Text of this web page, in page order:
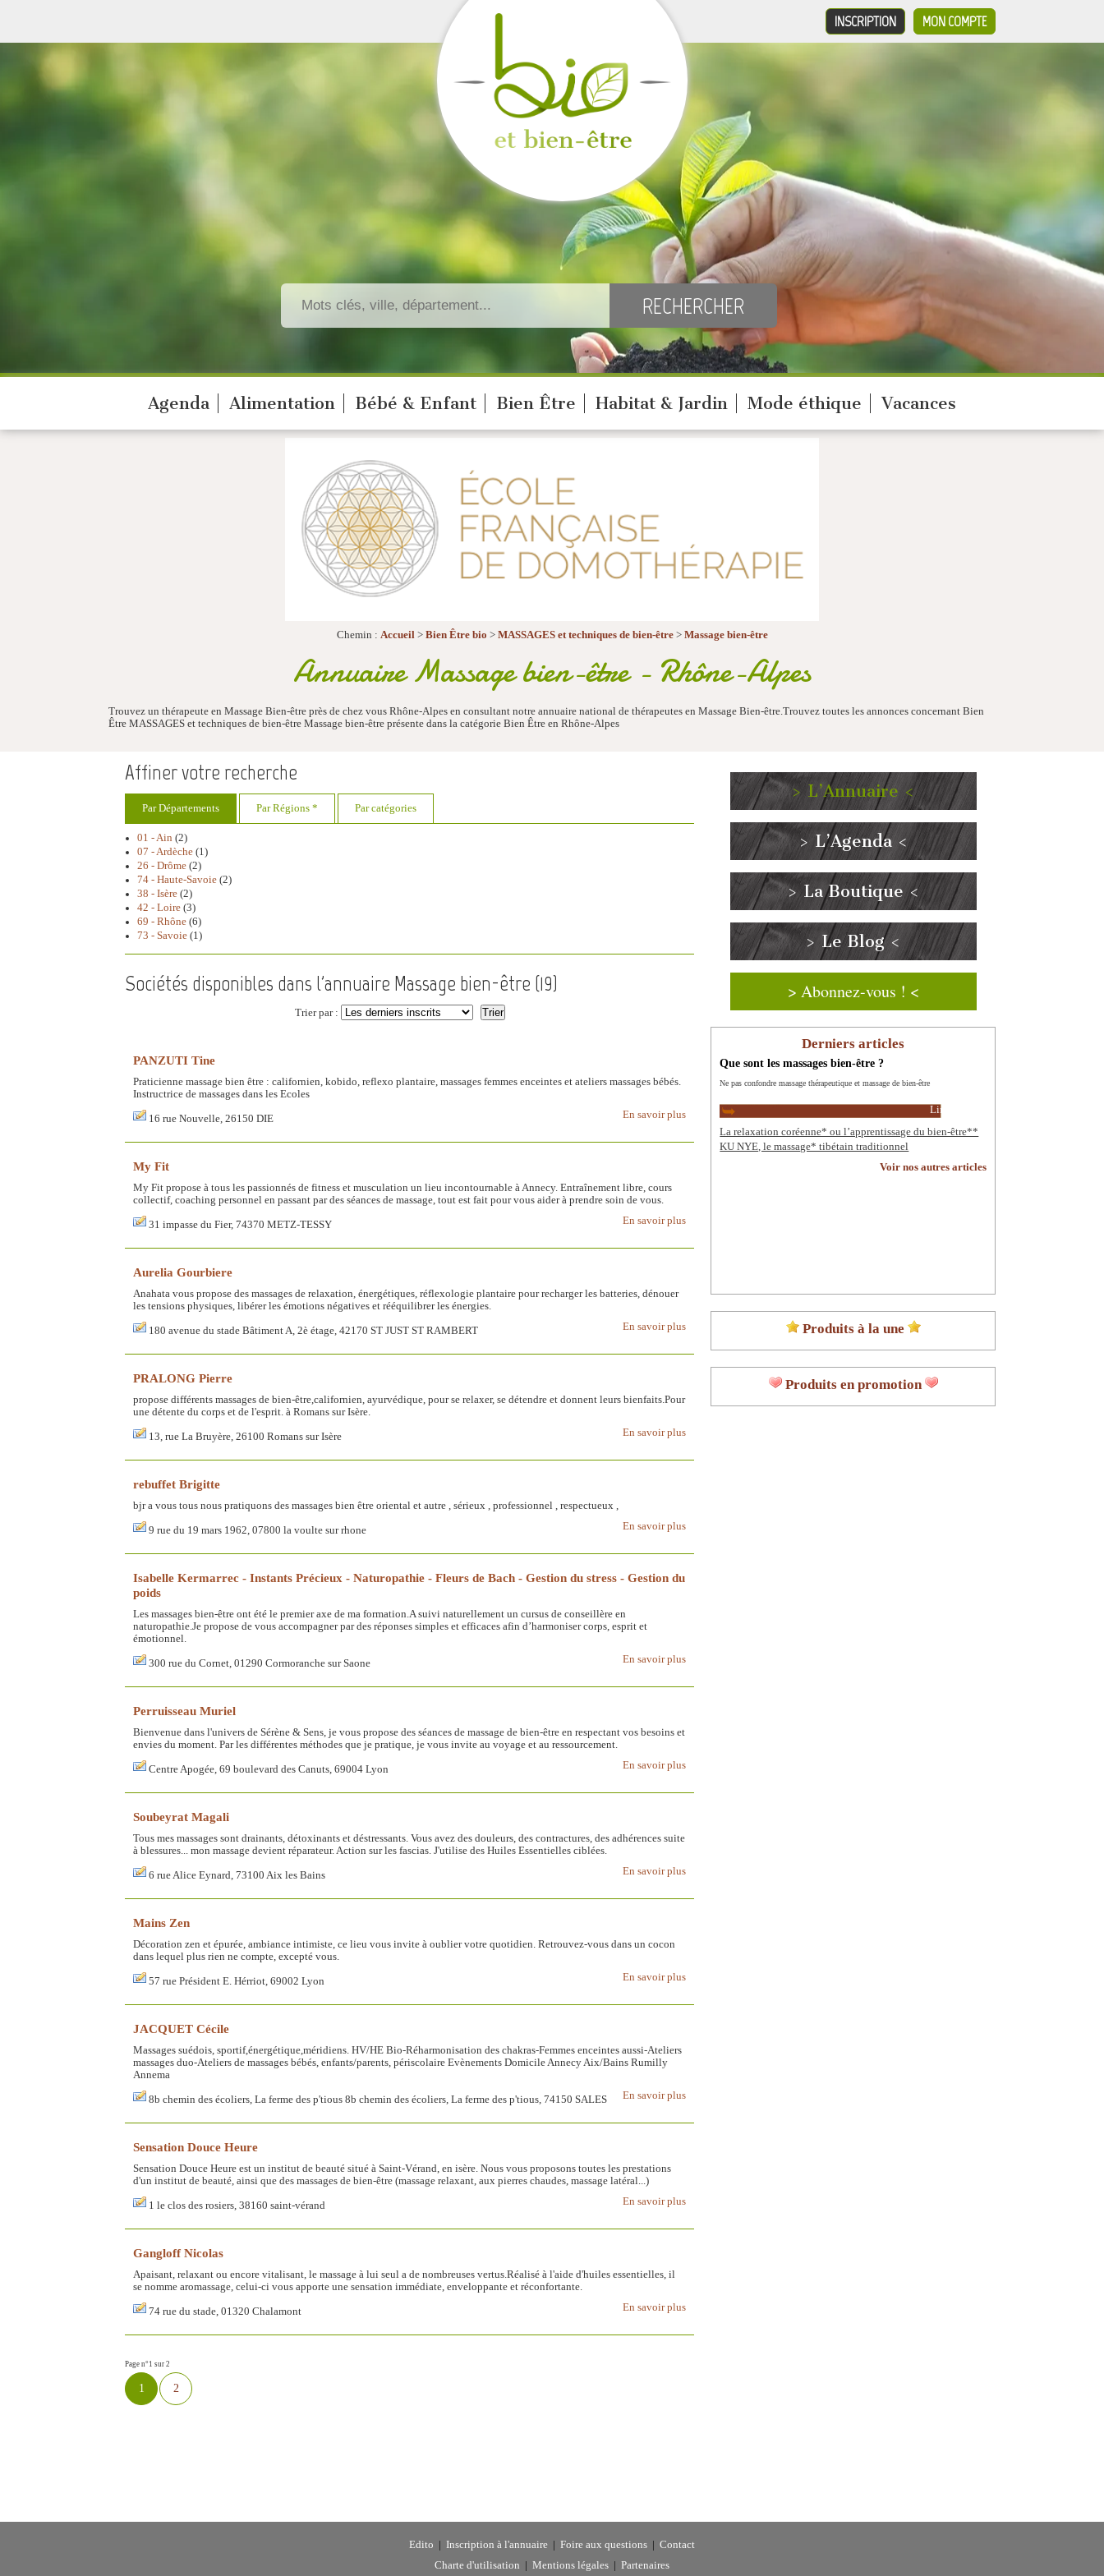
MON COMPTE
INSCRIPTION
Agenda Alimentation Bébé & Enfant Bien Être Habitat & Jardin Mode éthique Vacances
Chemin : Accueil > Bien Être bio > MASSAGES et techniques de bien-être> Massage bien-être
Annuaire Massage bien-être - Rhône-Alpes
Trouvez un thérapeute en Massage Bien-être près de chez vous Rhône-Alpes en consultant notre annuaire national de thérapeutes en Massage Bien-être.Trouvez toutes les annonces concernant Bien
Être MASSAGES et techniques de bien-être Massage bien-être présente dans la catégorie Bien Être en Rhône-Alpes
Affiner votre recherche
Par Départements Par Régions * Par catégories
01 - Ain (2)
07 - Ardèche (1)
26 - Drôme (2)
74 - Haute-Savoie (2)
38 - Isère (2)
42 - Loire (3)
69 - Rhône (6)
73 - Savoie (1)
Sociétés disponibles dans l'annuaire Massage bien-être (19)
Trier par :
PANZUTI Tine
Praticienne massage bien être : californien, kobido, reflexo plantaire, massages femmes enceintes et ateliers massages bébés.
Instructrice de massages dans les Ecoles
En savoir plus
16 rue Nouvelle, 26150 DIE
My Fit
My Fit propose à tous les passionnés de fitness et musculation un lieu incontournable à Annecy. Entraînement libre, cours
collectif, coaching personnel en passant par des séances de massage, tout est fait pour vous aider à prendre soin de vous.
En savoir plus
31 impasse du Fier, 74370 METZ-TESSY
Aurelia Gourbiere
Anahata vous propose des massages de relaxation, énergétiques, réflexologie plantaire pour recharger les batteries, dénouer
les tensions physiques, libérer les émotions négatives et rééquilibrer les énergies.
En savoir plus
180 avenue du stade Bâtiment A, 2è étage, 42170 ST JUST ST RAMBERT
PRALONG Pierre
propose différents massages de bien-être,californien, ayurvédique, pour se relaxer, se détendre et donnent leurs bienfaits.Pour
une détente du corps et de l'esprit. à Romans sur Isère.
En savoir plus
13, rue La Bruyère, 26100 Romans sur Isère
rebuffet Brigitte
bjr a vous tous nous pratiquons des massages bien être oriental et autre , sérieux , professionnel , respectueux ,
En savoir plus
9 rue du 19 mars 1962, 07800 la voulte sur rhone
Isabelle Kermarrec - Instants Précieux - Naturopathie - Fleurs de Bach - Gestion du stress - Gestion du
poids
Les massages bien-être ont été le premier axe de ma formation.A suivi naturellement un cursus de conseillère en
naturopathie.Je propose de vous accompagner par des réponses simples et efficaces afin d’harmoniser corps, esprit et
émotionnel.
En savoir plus
300 rue du Cornet, 01290 Cormoranche sur Saone
Perruisseau Muriel
Bienvenue dans l'univers de Sérène & Sens, je vous propose des séances de massage de bien-être en respectant vos besoins et
envies du moment. Par les différentes méthodes que je pratique, je vous invite au voyage et au ressourcement.
En savoir plus
Centre Apogée, 69 boulevard des Canuts, 69004 Lyon
Soubeyrat Magali
Tous mes massages sont drainants, détoxinants et déstressants. Vous avez des douleurs, des contractures, des adhérences suite
à blessures... mon massage devient réparateur. Action sur les fascias. J'utilise des Huiles Essentielles ciblées.
En savoir plus
6 rue Alice Eynard, 73100 Aix les Bains
Mains Zen
Décoration zen et épurée, ambiance intimiste, ce lieu vous invite à oublier votre quotidien. Retrouvez-vous dans un cocon
dans lequel plus rien ne compte, excepté vous.
En savoir plus
57 rue Président E. Hérriot, 69002 Lyon
JACQUET Cécile
Massages suédois, sportif,énergétique,méridiens. HV/HE Bio-Réharmonisation des chakras-Femmes enceintes aussi-Ateliers
massages duo-Ateliers de massages bébés, enfants/parents, périscolaire Evènements Domicile Annecy Aix/Bains Rumilly
Annema
En savoir plus
8b chemin des écoliers, La ferme des p'tious 8b chemin des écoliers, La ferme des p'tious, 74150 SALES
Sensation Douce Heure
Sensation Douce Heure est un institut de beauté situé à Saint-Vérand, en isère. Nous vous proposons toutes les prestations
d'un institut de beauté, ainsi que des massages de bien-être (massage relaxant, aux pierres chaudes, massage latéral...)
En savoir plus
1 le clos des rosiers, 38160 saint-vérand
Gangloff Nicolas
Apaisant, relaxant ou encore vitalisant, le massage à lui seul a de nombreuses vertus.Réalisé à l'aide d'huiles essentielles, il
se nomme aromassage, celui-ci vous apporte une sensation immédiate, enveloppante et réconfortante.
En savoir plus
74 rue du stade, 01320 Chalamont
Page n°1 sur 2
1 2
> L’Annuaire <
> L’Agenda <
> La Boutique <
> Le Blog <
> Abonnez-vous ! <
Derniers articles
Que sont les massages bien-être ?
Ne pas confondre massage thérapeutique et massage de bien-être
Lire la suite
La relaxation coréenne* ou l’apprentissage du bien-être**
KU NYE, le massage* tibétain traditionnel
Voir nos autres articles
Produits à la une
Produits en promotion
Edito | Inscription à l'annuaire | Foire aux questions | Contact
Charte d'utilisation | Mentions légales | Partenaires